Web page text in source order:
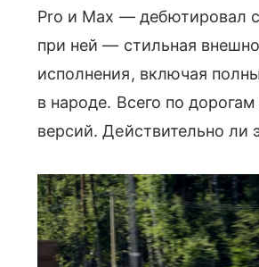
Pro и Max — дебютировал
при ней — стильная
исполнения, включая
в народе. Всего по
версий. Действительно ли